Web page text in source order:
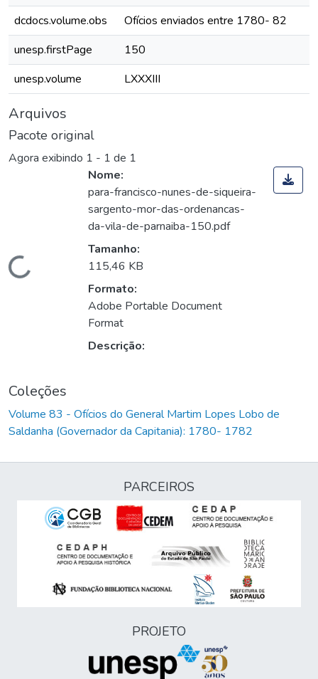
dcdocs.volume.obs
Ofícios enviados entre 1780- 82
unesp.firstPage
150
unesp.volume
LXXXIII
Arquivos
Pacote original
Agora exibindo 1 - 1 de 1
Carregando...
Nome:
para-francisco-nunes-de-siqueira-
sargento-mor-das-ordenancas-
da-vila-de-parnaiba-150.pdf
Tamanho:
115,46 KB
Formato:
Adobe Portable Document
Format
Descrição:
Coleções
Volume 83 - Ofícios do General Martim Lopes Lobo de
Saldanha (Governador da Capitania): 1780- 1782
PARCEIROS
PROJETO